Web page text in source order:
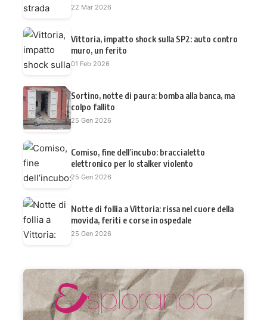
22 Mar 2026
Vittoria, impatto shock sulla SP2: auto contro
muro, un ferito
01 Feb 2026
Sortino, notte di paura: bomba alla banca, ma
colpo fallito
25 Gen 2026
Comiso, fine dell’incubo: braccialetto
elettronico per lo stalker violento
25 Gen 2026
Notte di follia a Vittoria: rissa nel cuore della
movida, feriti e corse in ospedale
25 Gen 2026